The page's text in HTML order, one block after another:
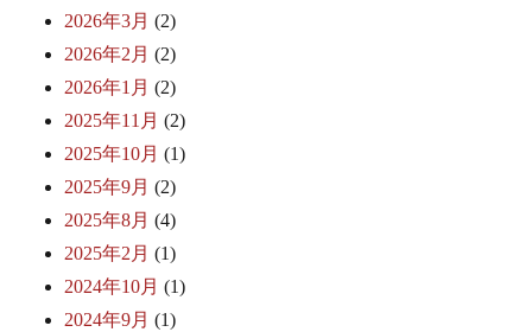
2026年3月 (2)
2026年2月 (2)
2026年1月 (2)
2025年11月 (2)
2025年10月 (1)
2025年9月 (2)
2025年8月 (4)
2025年2月 (1)
2024年10月 (1)
2024年9月 (1)